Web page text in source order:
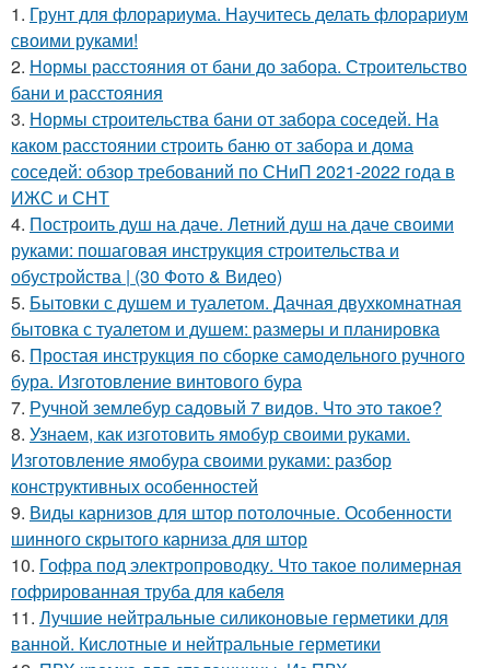
1. Грунт для флорариума. Научитесь делать флорариум
своими руками!
2. Нормы расстояния от бани до забора. Строительство
бани и расстояния
3. Нормы строительства бани от забора соседей. На
каком расстоянии строить баню от забора и дома
соседей: обзор требований по СНиП 2021-2022 года в
ИЖС и СНТ
4. Построить душ на даче. Летний душ на даче своими
руками: пошаговая инструкция строительства и
обустройства | (30 Фото & Видео)
5. Бытовки с душем и туалетом. Дачная двухкомнатная
бытовка с туалетом и душем: размеры и планировка
6. Простая инструкция по сборке самодельного ручного
бура. Изготовление винтового бура
7. Ручной землебур садовый 7 видов. Что это такое?
8. Узнаем, как изготовить ямобур своими руками.
Изготовление ямобура своими руками: разбор
конструктивных особенностей
9. Виды карнизов для штор потолочные. Особенности
шинного скрытого карниза для штор
10. Гофра под электропроводку. Что такое полимерная
гофрированная труба для кабеля
11. Лучшие нейтральные силиконовые герметики для
ванной. Кислотные и нейтральные герметики